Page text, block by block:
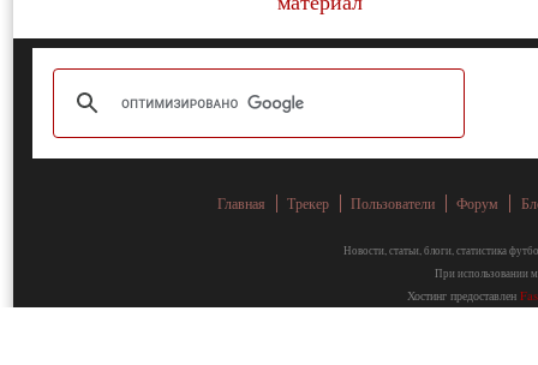
Главная Трекер Пользователи Форум
Новости, статьи, блоги, статистика
При использовании
Хостинг предоставлен